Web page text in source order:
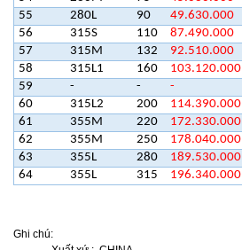
55
280L 90 49.630.000
56
315S 110 87.490.000
57
315M 132 92.510.000
58
315L1 160 103.120.000
59
- - -
60
315L2 200 114.390.000
61
355M 220 172.330.000
62
355M 250 178.040.000
63
355L 280 189.530.000
64
355L 315 196.340.000
Ghi chú: